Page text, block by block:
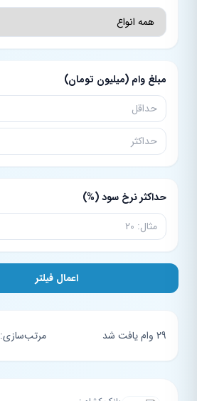
مبلغ وام (میلیون تومان)
حداکثر نرخ سود (%)
اعمال فیلتر
29 وام یافت شد مرتب‌سازی: